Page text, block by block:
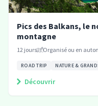
Pics des Balkans, le
montagne
12 jours Organisé ou en
ROAD TRIP NATURE &
Découvrir